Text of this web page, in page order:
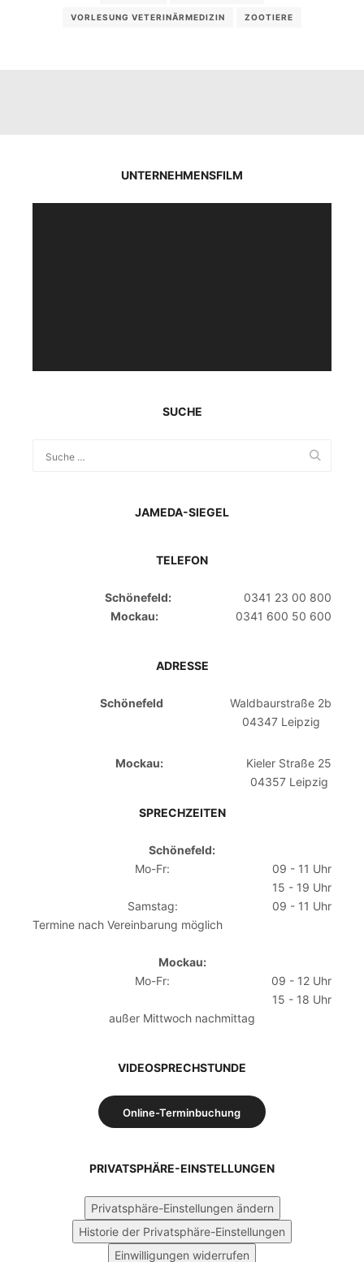
VORLESUNG VETERINÄRMEDIZIN ZOOTIERE
UNTERNEHMENSFILM
SUCHE
JAMEDA-SIEGEL
TELEFON
Schönefeld:
0341 23 00 800
Mockau:
0341 600 50 600
ADRESSE
Schönefeld
Waldbaurstraße 2b
04347 Leipzig
Mockau:
Kieler Straße 25
04357 Leipzig
SPRECHZEITEN
Schönefeld:
Mo-Fr:
09 - 11 Uhr
15 - 19 Uhr
Samstag:
09 - 11 Uhr
Termine nach Vereinbarung möglich
Mockau:
Mo-Fr:
09 - 12 Uhr
15 - 18 Uhr
außer Mittwoch nachmittag
VIDEOSPRECHSTUNDE
Online-Terminbuchung
PRIVATSPHÄRE-EINSTELLUNGEN
Privatsphäre-Einstellungen ändern
Historie der Privatsphäre-Einstellungen
Einwilligungen widerrufen